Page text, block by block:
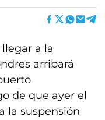
a la
arribará
de que ayer el
la suspensión